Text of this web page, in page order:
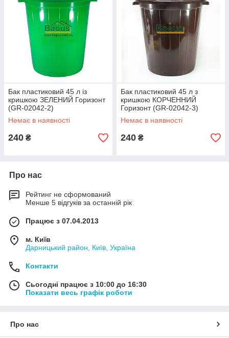
Бак пластиковий 45 л із
кришкою ЗЕЛЕНИЙ Горизонт
(GR-02042-2)
Немає в наявності
240 ₴
Бак пластиковий 45 л з
кришкою КОРЧЕННИЙ
Горизонт (GR-02042-3)
Немає в наявності
240 ₴
Про нас
Рейтинг не сформований
Менше 5 відгуків за останній рік
Працює з 07.04.2013
м. Київ
Дарницький район, Київ, Україна
Контакти
Сьогодні працює з 10:00 до 16:30
Показати весь графік роботи
Про нас